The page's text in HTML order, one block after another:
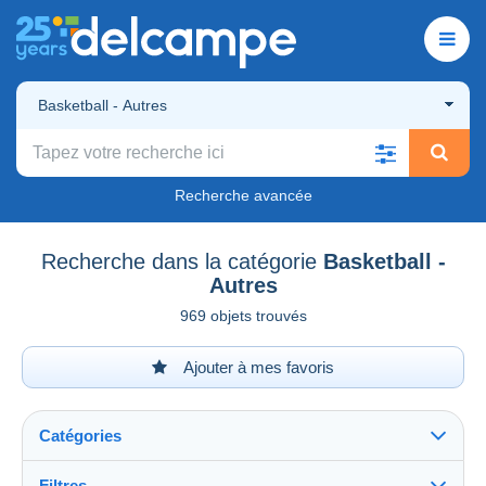
Basketball - Autres
Recherche avancée
Recherche dans la catégorie Basketball -
Autres
969 objets trouvés
Ajouter à mes favoris
Catégories